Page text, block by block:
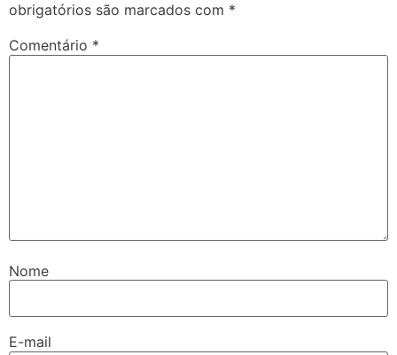
obrigatórios são marcados com *
Comentário *
Nome
E-mail